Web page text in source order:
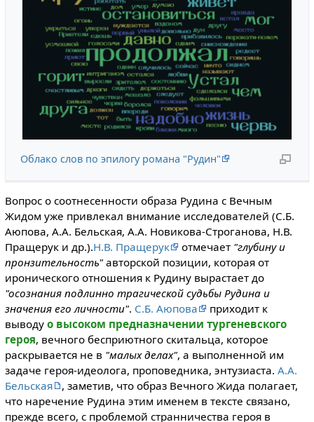
Облако слов по эпилогу романа "Рудин"
Вопрос о соотнесенности образа Рудина с Вечным
Жидом уже привлекал внимание исследователей (С.Б.
Аюпова, А.А. Бельская, А.А. Новикова-Строганова, Н.В.
Пращерук и др.).Н.В. Пращерук отмечает "глубину и
пронзительность"авторской позиции, которая от
иронического отношения к Рудину вырастает до
"осознания подлинно трагической судьбы Рудина и
значения его личности". С.Б. Аюпова
приходит к
выводу о высоком предназначении тургеневского
героя, вечного бесприютного скитальца, которое
раскрывается не в "малых делах", а выполненной им
задаче героя-идеолога, проповедника, энтузиаста. А.А.
Бельская
, заметив, что образ Вечного Жида полагает,
что наречение Рудина этим именем в тексте связано,
прежде всего, с проблемой странничества героя в